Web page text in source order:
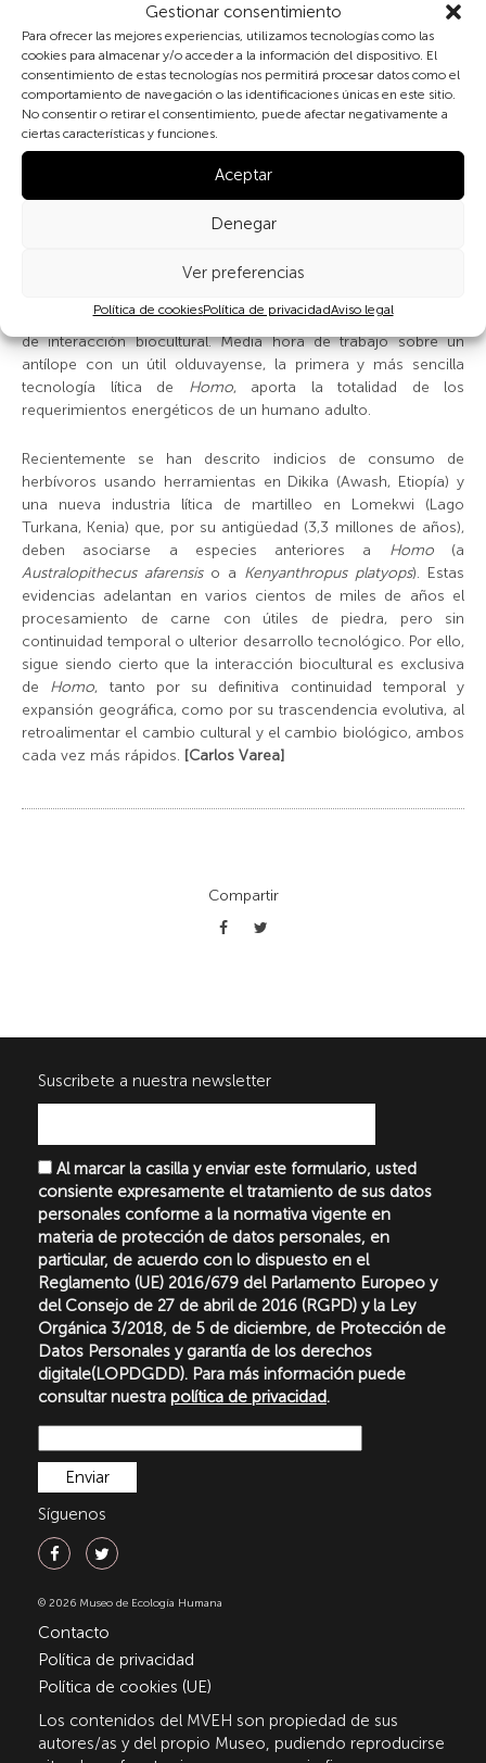
Gestionar consentimiento
Para ofrecer las mejores experiencias, utilizamos tecnologías como las
cookies para almacenar y/o acceder a la información del dispositivo. El
consentimiento de estas tecnologías nos permitirá procesar datos como el
comportamiento de navegación o las identificaciones únicas en este sitio.
No consentir o retirar el consentimiento, puede afectar negativamente a
ciertas características y funciones.
Aceptar
Denegar
Ver preferencias
Política de cookiesPolítica de privacidadAviso legal
fabricaban sus utensilios. Debemos a Glynn Isaac (1937-1985)
la descripción de estas nuevas pautas, que han de ser
consideradas básicas en el desarrollo de una nueva
sociabilidad construida sobre la confianza, la reciprocidad y la
equidad entre sus miembros a partir del reparto de tareas
intercambiables dependiendo de su edad y sexo.
El uso de herramientas y la diversificación de alimentos de alto
contenido energético determinaron tempranamente en
nuestro género la reducción dentaria (así lo muestran ya los
de años, los más antiguos de Homo) e impulsaron
cerebro (por encima de 500 cc). Son las primeras evidencias
de interacción biocultural. Media hora de trabajo sobre un
antílope con un útil olduvayense, la primera y más sencilla
tecnología lítica de Homo, aporta la totalidad de los
requerimientos energéticos de un humano adulto.
Recientemente se han descrito indicios de consumo de
herbívoros usando herramientas en Dikika (Awash, Etiopía) y
una nueva industria lítica de martilleo en Lomekwi (Lago
Turkana, Kenia) que, por su antigüedad (3,3 millones de años),
deben asociarse a especies anteriores a Homo(a
Australopithecus afarensiso a Kenyanthropus platyops). Estas
evidencias adelantan en varios cientos de miles de años el
procesamiento de carne con útiles de piedra, pero sin
continuidad temporal o ulterior desarrollo tecnológico. Por ello,
sigue siendo cierto que la interacción biocultural es exclusiva
de Homo, tanto por su definitiva continuidad temporal y
expansión geográfica, como por su trascendencia evolutiva, al
retroalimentar el cambio cultural y el cambio biológico, ambos
cada vez más rápidos. [Carlos Varea]
Compartir
Suscribete a nuestra newsletter
Al marcar la casilla y enviar este formulario, usted
consiente expresamente el tratamiento de sus datos
personales conforme a la normativa vigente en
materia de protección de datos personales, en
particular, de acuerdo con lo dispuesto en el
Reglamento (UE) 2016/679 del Parlamento Europeo y
del Consejo de 27 de abril de 2016 (RGPD) y la Ley
Orgánica 3/2018, de 5 de diciembre, de Protección de
Datos Personales y garantía de los derechos
digitale(LOPDGDD). Para más información puede
consultar nuestra política de privacidad.
Síguenos
© 2026 Museo de Ecología Humana
Contacto
Política de privacidad
Política de cookies (UE)
Los contenidos del MVEH son propiedad de sus
autores/as y del propio Museo, pudiendo reproducirse